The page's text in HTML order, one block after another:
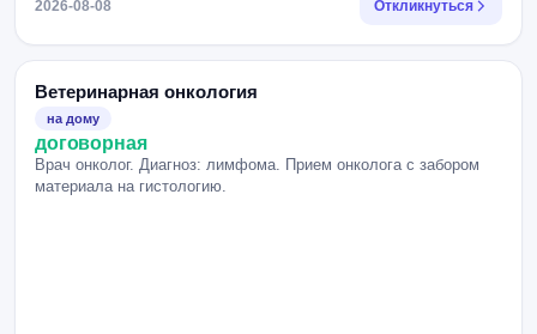
2026-08-08 Откликнуться
Ветеринарная онкология
на дому
договорная
Врач онколог. Диагноз: лимфома. Прием онколога с забором
материала на гистологию.